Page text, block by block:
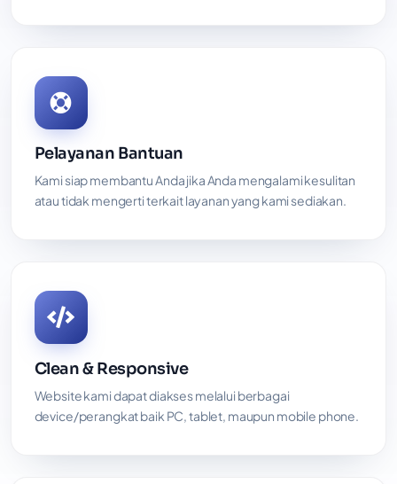
Pelayanan Bantuan
Kami siap membantu Anda jika Anda mengalami kesulitan
atau tidak mengerti terkait layanan yang kami sediakan.
Clean & Responsive
Website kami dapat diakses melalui berbagai
device/perangkat baik PC, tablet, maupun mobile phone.